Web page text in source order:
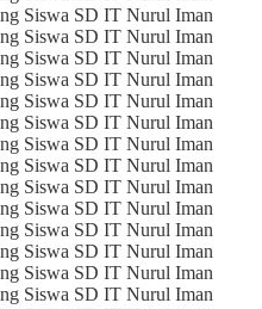
Siswa SD IT Nurul Iman
Siswa SD IT Nurul Iman
Siswa SD IT Nurul Iman
Siswa SD IT Nurul Iman
Siswa SD IT Nurul Iman
Siswa SD IT Nurul Iman
Siswa SD IT Nurul Iman
Siswa SD IT Nurul Iman
Siswa SD IT Nurul Iman
Siswa SD IT Nurul Iman
Siswa SD IT Nurul Iman
Siswa SD IT Nurul Iman
Siswa SD IT Nurul Iman
Siswa SD IT Nurul Iman